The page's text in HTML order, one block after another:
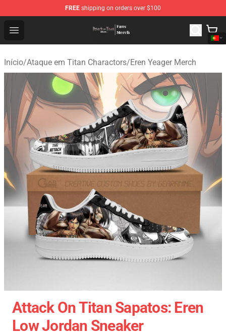
FREE shipping on orders over $100
Open menu
Attack On Titan Store - Official Attack On Titan
Início/Ataque em Titan Charactors/Eren Yeager Merch
Attack On Titan Sapatos: Eren
Low Jordan Sneaker